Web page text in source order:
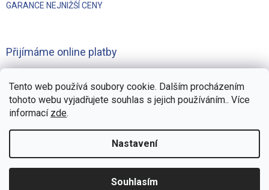
Tento web používá soubory cookie. Dalším procházením
tohoto webu vyjadřujete souhlas s jejich používáním.. Více
informací zde.
Nastavení
Souhlasím
GARANCE NEJNIŽŠÍ CENY
Přijímáme online platby
vyhrazena.